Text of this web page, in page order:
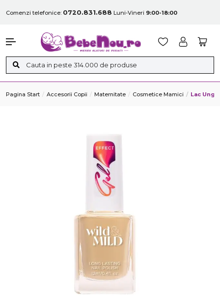
Comenzi telefonice: 0720.831.688 Luni-Vineri 9:00-18:00
Pagina Start Accesorii Copii Maternitate Cosmetice Mamici Lac